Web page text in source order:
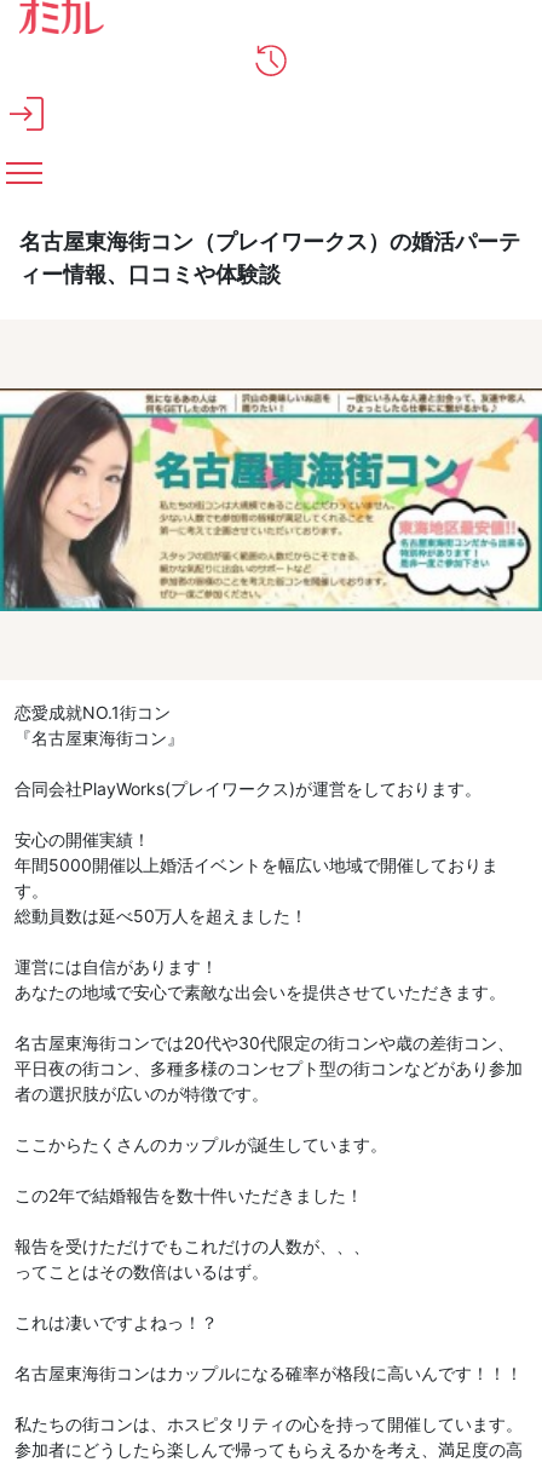
メインコンテンツへスキップ
名古屋東海街コン（プレイワークス）の婚活パーテ
ィー情報、口コミや体験談
恋愛成就NO.1街コン
『名古屋東海街コン』
合同会社PlayWorks(プレイワークス)が運営をしております。
安心の開催実績！
年間5000開催以上婚活イベントを幅広い地域で開催しておりま
す。
総動員数は延べ50万人を超えました！
運営には自信があります！
あなたの地域で安心で素敵な出会いを提供させていただきます。
名古屋東海街コンでは20代や30代限定の街コンや歳の差街コン、
平日夜の街コン、多種多様のコンセプト型の街コンなどがあり参加
者の選択肢が広いのが特徴です。
ここからたくさんのカップルが誕生しています。
この2年で結婚報告を数十件いただきました！
報告を受けただけでもこれだけの人数が、、、
ってことはその数倍はいるはず。
これは凄いですよねっ！？
名古屋東海街コンはカップルになる確率が格段に高いんです！！！
私たちの街コンは、ホスピタリティの心を持って開催しています。
参加者にどうしたら楽しんで帰ってもらえるかを考え、満足度の高